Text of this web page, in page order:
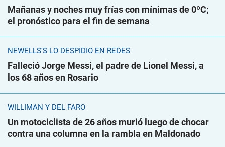
Mañanas y noches muy frías con mínimas de 0ºC;
el pronóstico para el fin de semana
NEWELLS'S LO DESPIDIÓ EN REDES
Falleció Jorge Messi, el padre de Lionel Messi, a
los 68 años en Rosario
WILLIMAN Y DEL FARO
Un motociclista de 26 años murió luego de chocar
contra una columna en la rambla en Maldonado